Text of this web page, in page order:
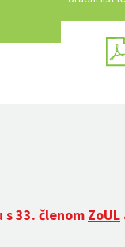
s 33. členom ZoUL